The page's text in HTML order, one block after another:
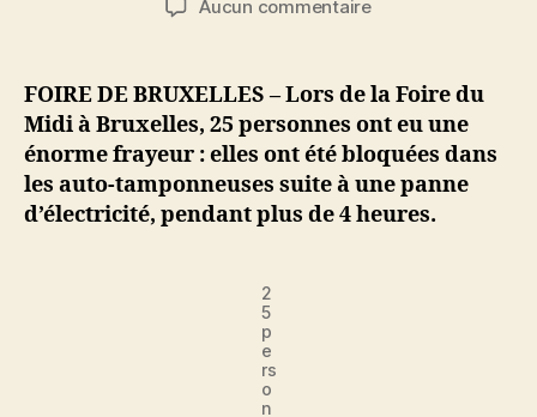
l’article
Aucun commentairesur
une
d’électricité
a
bloqué
25
FOIRE DE BRUXELLES – Lors de la Foire du
Midi à Bruxelles, 25 personnes ont eu une
énorme frayeur : elles ont été bloquées dans
les auto-tamponneuses suite à une panne
d’électricité, pendant plus de 4 heures.
2
5
p
e
rs
o
n